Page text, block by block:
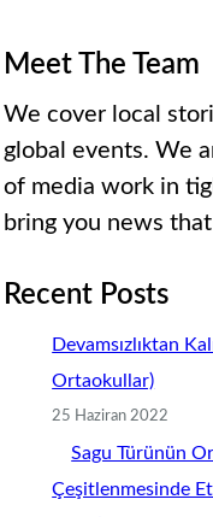
Meet The Team
We cover local
global events. We
of media work in
bring you news
Recent Posts
Devamsızlıktan
Ortaokullar)
25 Haziran 2022
Sagu Türünün
Çeşitlenmesinde